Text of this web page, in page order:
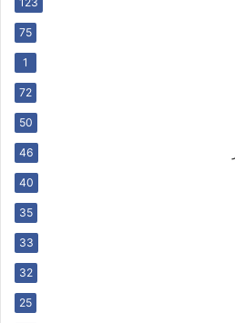
75
1
72
50
46
40
35
33
32
25